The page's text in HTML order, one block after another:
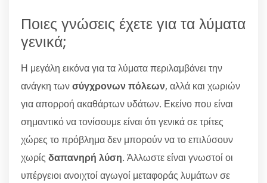
Ποιες γνώσεις έχετε για τα λύματα
γενικά;
Η μεγάλη εικόνα για τα λύματα περιλαμβάνει την
ανάγκη τωνσύγχρονων πόλεων, αλλά και χωριών
για απορροή ακαθάρτων υδάτων. Εκείνο που είναι
σημαντικό να τονίσουμε είναι ότι γενικά σε τρίτες
χώρες το πρόβλημα δεν μπορούν να το επιλύσουν
χωρίς δαπανηρή λύση. Άλλωστε είναι γνωστοί οι
υπέργειοι ανοιχτοί αγωγοί μεταφοράς λυμάτων σε